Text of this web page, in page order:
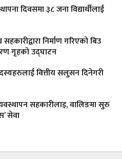
दिवसमा ३८ जना विद्यार्थीलाई
निर्माण गरिएको बिउ
गृहको उद्घाटन
वित्तीय सलुसन दिनेगरी
सहकारीलाइ, वालिङमा सुरु
सेवा